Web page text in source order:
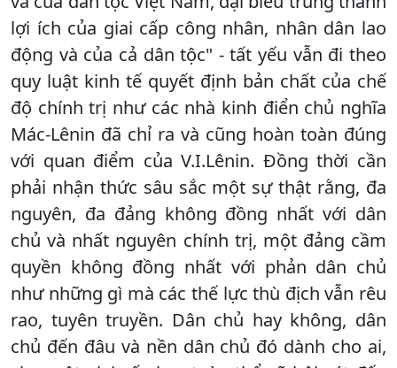
lợi ích của giai cấp công nhân, nhân dân lao
động và của cả dân tộc" - tất yếu vẫn đi theo
quy luật kinh tế quyết định bản chất của chế
độ chính trị như các nhà kinh điển chủ nghĩa
Mác-Lênin đã chỉ ra và cũng hoàn toàn đúng
với quan điểm của V.I.Lênin. Ðồng thời cần
phải nhận thức sâu sắc một sự thật rằng, đa
nguyên, đa đảng không đồng nhất với dân
chủ và nhất nguyên chính trị, một đảng cầm
quyền không đồng nhất với phản dân chủ
như những gì mà các thế lực thù địch vẫn rêu
rao, tuyên truyền. Dân chủ hay không, dân
chủ đến đâu và nền dân chủ đó dành cho ai,